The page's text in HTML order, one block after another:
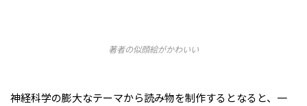
著者の似顔絵がかわいい
神経科学の膨大なテーマから読み物を制作するとなると、一